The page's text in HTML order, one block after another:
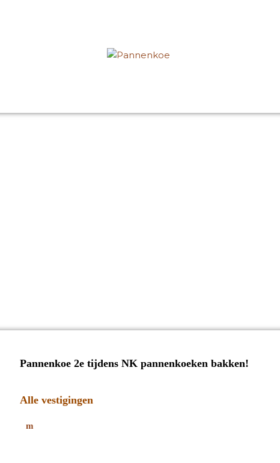
Pannenkoe 2e tijdens NK pannenkoeken bakken!
Alle vestigingen